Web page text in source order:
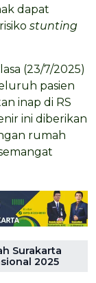
dapat
stunting
(23/7/2025)
pasien
inap di RS
ini diberikan
rumah
Surakarta
2025